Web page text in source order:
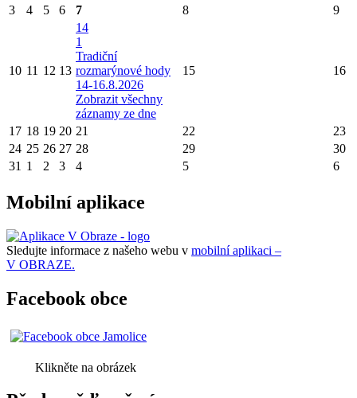
3 4 5 6 7 8 9
10 11 12 13
14
1
Tradiční
rozmarýnové hody
14-16.8.2026
Zobrazit všechny
záznamy ze dne
15 16
17 18 19 20 21 22
23
24 25 26 27 28 29
30
31 1 2 3 4 5 6
Mobilní aplikace
Sledujte informace z našeho webu v mobilní aplikaci –
V OBRAZE.
Facebook obce
Klikněte na obrázek